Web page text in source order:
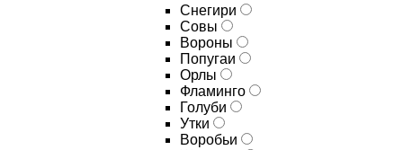
Снегири
Совы
Вороны
Попугаи
Орлы
Фламинго
Голуби
Утки
Воробьи